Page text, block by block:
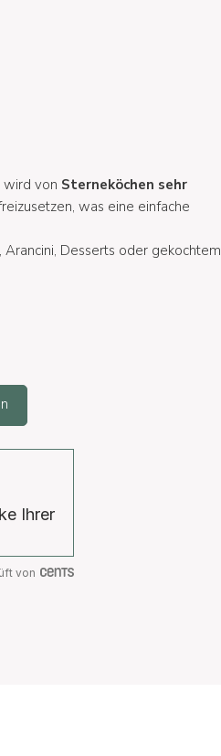
von Sterneköchen sehr
was eine einfache
Desserts oder gekochtem
Ihrer
von